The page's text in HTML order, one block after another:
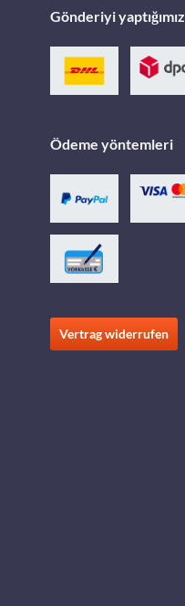
Gönderiyi yaptığımız
Ödeme yöntemleri
Vertrag widerrufen